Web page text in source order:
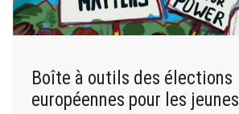
Boîte à outils des élections
européennes pour les jeunes